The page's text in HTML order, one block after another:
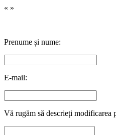
« »
Prenume și nume:
E-mail:
Vă rugăm să descrieți modificarea